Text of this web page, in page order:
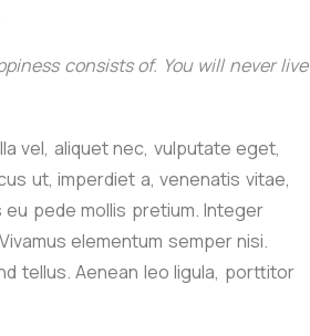
consists of. You will never live
vel, aliquet nec, vulputate eget,
ut, imperdiet a, venenatis vitae,
eu pede mollis pretium. Integer
elementum semper nisi.
tellus. Aenean leo ligula, porttitor